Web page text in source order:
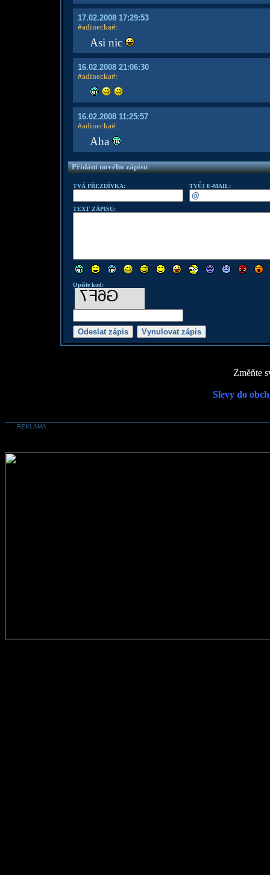
17.02.2008 17:29:53
#adinecka#:
Asi nic
16.02.2008 21:06:30
#adinecka#:
16.02.2008 11:25:57
#adinecka#:
Aha
Přidání nového zápisu
TVÁ PŘEZDÍVKA: TVŮJ E-MAIL:
TEXT ZÁPISU:
Opište kod:
Změňte
Slevy do
REKLAMA